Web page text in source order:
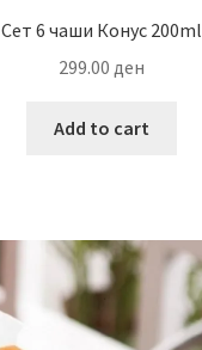
Сет 6 чаши Конус 200ml
299.00 ден
Add to cart